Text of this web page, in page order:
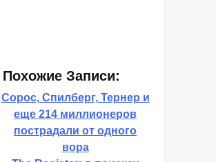
Похожие Записи:
Сорос, Спилберг, Тернер и
еще 214 миллионеров
пострадали от одного
вора